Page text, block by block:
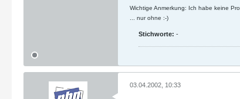
Wichtige Anmerkung: Ich habe keine
... nur ohne :-)
Stichworte: -
03.04.2002, 10:33